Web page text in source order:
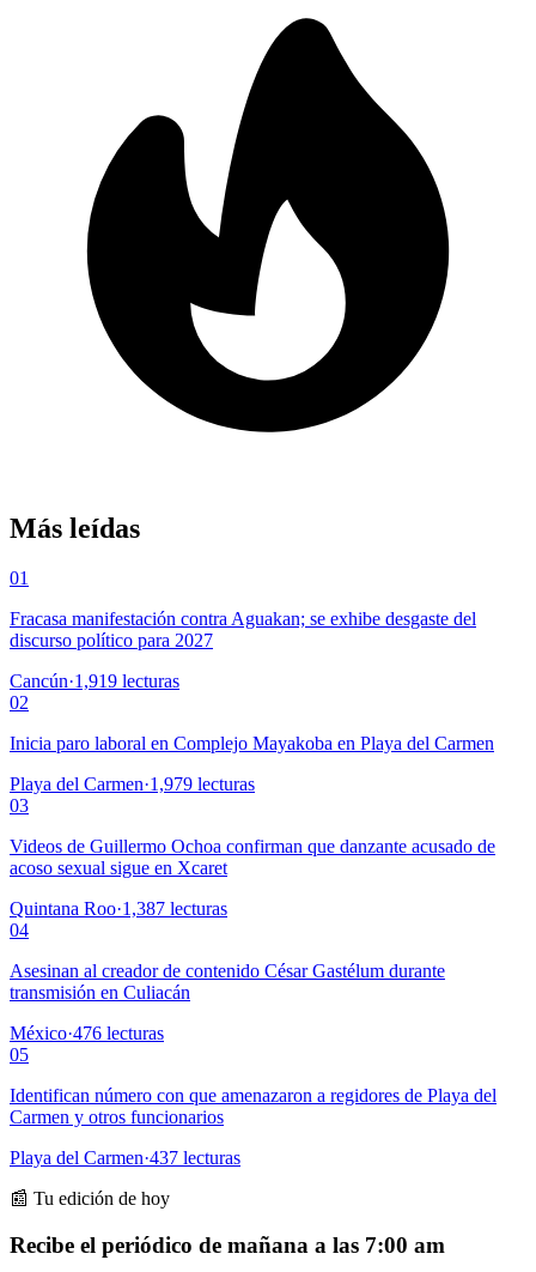
Más leídas
01
Fracasa manifestación contra Aguakan; se exhibe desgaste del
discurso político para 2027
Cancún·1,919 lecturas
02
Inicia paro laboral en Complejo Mayakoba en Playa del Carmen
Playa del Carmen·1,979 lecturas
03
Videos de Guillermo Ochoa confirman que danzante acusado de
acoso sexual sigue en Xcaret
Quintana Roo·1,387 lecturas
04
Asesinan al creador de contenido César Gastélum durante
transmisión en Culiacán
México·476 lecturas
05
Identifican número con que amenazaron a regidores de Playa del
Carmen y otros funcionarios
Playa del Carmen·437 lecturas
📰 Tu edición de hoy
Recibe el periódico de mañana a las 7:00 am